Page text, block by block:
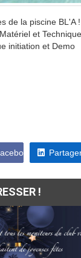
de la piscine
et
initiation et Demo
!